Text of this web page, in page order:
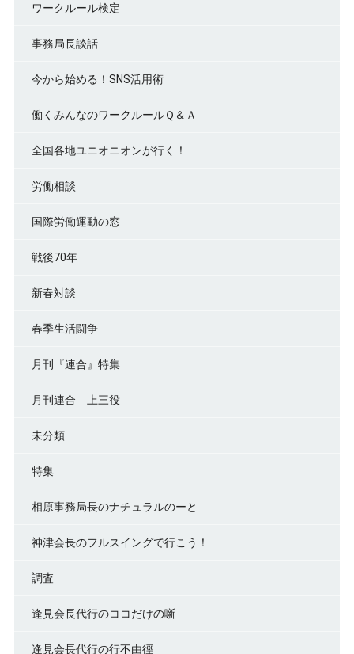
ワークルール検定
事務局長談話
今から始める！SNS活用術
働くみんなのワークルールＱ＆Ａ
全国各地ユニオニオンが行く！
労働相談
国際労働運動の窓
戦後70年
新春対談
春季生活闘争
月刊『連合』特集
月刊連合 上三役
未分類
特集
相原事務局長のナチュラルのーと
神津会長のフルスイングで行こう！
調査
逢見会長代行のココだけの噺
逢見会長代行の行不由徑